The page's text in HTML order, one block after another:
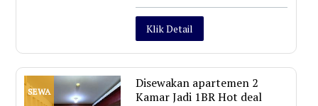
Klik Detail
SEWA
Disewakan apartemen 2
Kamar Jadi 1BR Hot deal